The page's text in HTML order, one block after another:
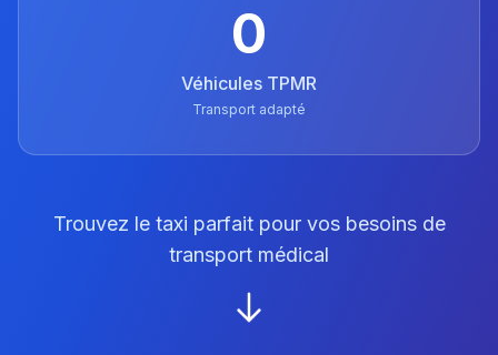
0
Véhicules TPMR
Transport adapté
Trouvez le taxi parfait pour vos besoins de
transport médical